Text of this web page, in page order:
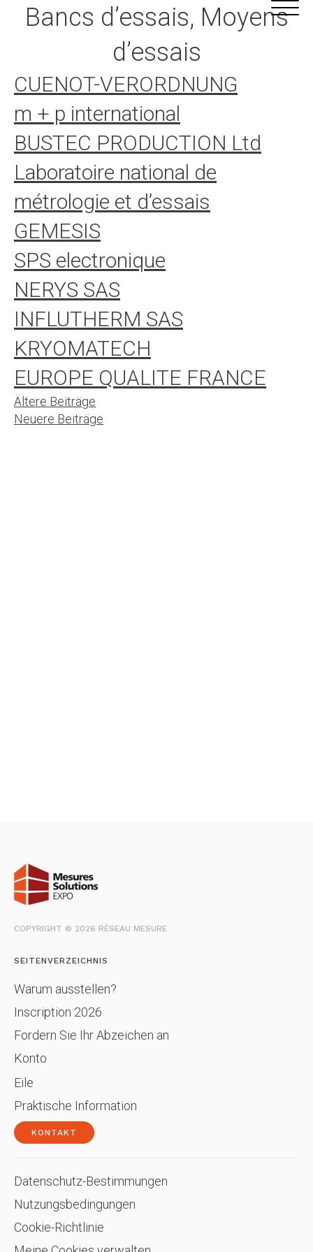
InhalteBancs d’essais, Moyens
d’essais
CUENOT-VERORDNUNG
m + p international
BUSTEC PRODUCTION Ltd
Laboratoire national de
métrologie et d’essais
GEMESIS
SPS electronique
NERYS SAS
INFLUTHERM SAS
KRYOMATECH
EUROPE QUALITE FRANCE
Beitrags-
Ältere Beiträge
Neuere Beiträge
COPYRIGHT © 2026 RÉSEAU MESURE
SEITENVERZEICHNIS
Warum ausstellen?
Inscription 2026
Fordern Sie Ihr Abzeichen an
Konto
Eile
Praktische Information
KONTAKT
Datenschutz-Bestimmungen
Nutzungsbedingungen
Cookie-Richtlinie
Cookie-Einstellungen